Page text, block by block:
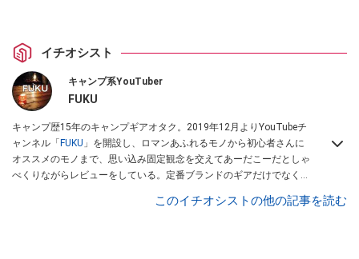
イチオシスト
キャンプ系YouTuber
FUKU
キャンプ歴15年のキャンプギアオタク。2019年12月よりYouTubeチ
ャンネル「 FUKU 」を開設し、ロマンあふれるモノから初心者さんに
オススメのモノまで、思い込み固定観念を交えてあーだこーだとしゃ
べくりながらレビューをしている。定番ブランドのギアだけでなく
このイチオシストの他の記事を読む